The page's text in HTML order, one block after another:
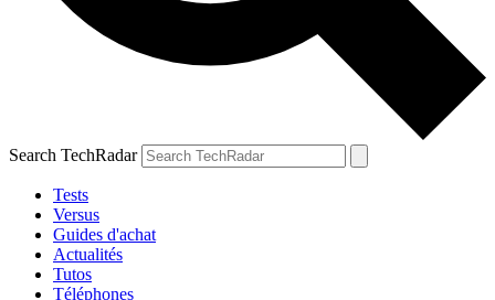
Search TechRadar
Tests
Versus
Guides d'achat
Actualités
Tutos
Téléphones